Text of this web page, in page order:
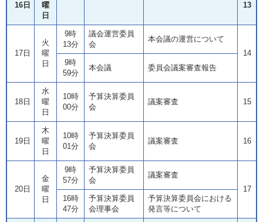
16日
曜
日
13
17日
火
曜
日
9時
13分
議会運営委員
会
本会議の運営について
14
9時
59分
本会議 委員会議案審査報告
18日
水
曜
日
10時
00分
予算決算委員
会
議案審査 15
19日
木
曜
日
10時
01分
予算決算委員
会
議案審査 16
20日
金
曜
日
9時
57分
予算決算委員
会
議案審査
17
16時
47分
予算決算委員
会理事会
予算決算委員会における
発言等について